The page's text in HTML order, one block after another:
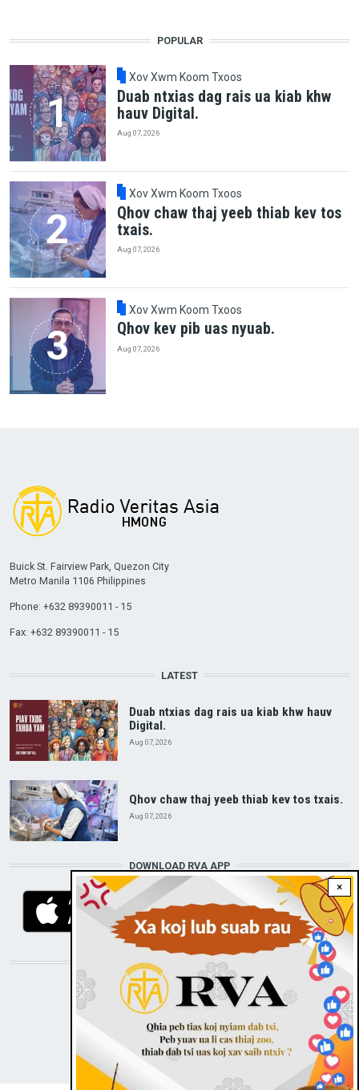
POPULAR
Xov Xwm Koom Txoos
Duab ntxias dag rais ua kiab khw
hauv Digital.
Aug 07, 2026
Xov Xwm Koom Txoos
Qhov chaw thaj yeeb thiab kev tos
txais.
Aug 07, 2026
Xov Xwm Koom Txoos
Qhov kev pib uas nyuab.
Aug 07, 2026
×
Buick St. Fairview Park, Quezon City
Metro Manila 1106 Philippines
Phone: +632 89390011 - 15
Fax: +632 89390011 - 15
LATEST
Duab ntxias dag rais ua kiab khw hauv
Digital.
Aug 07, 2026
Qhov chaw thaj yeeb thiab kev tos txais.
Aug 07, 2026
DOWNLOAD RVA APP
STAY CONNECTED WITH US!